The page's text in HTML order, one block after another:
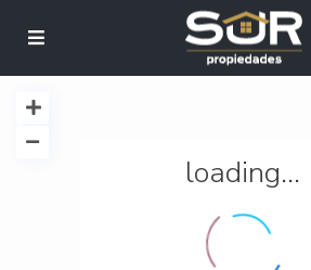
loading...